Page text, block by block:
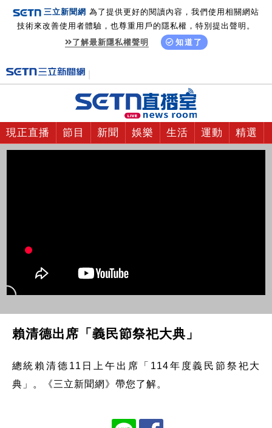
三立新聞網 為了提供更好的閱讀內容，我們使用相關網站
技術來改善使用者體驗，也尊重用戶的隱私權，特別提出聲明。
了解最新隱私權聲明
知道了
現正直播 節目 新聞 娛樂 生活 運動 精選
賴清德出席「義民節祭祀大典」
總統賴清德11日上午出席「114年度義民節祭祀大
典」。《三立新聞網》帶您了解。